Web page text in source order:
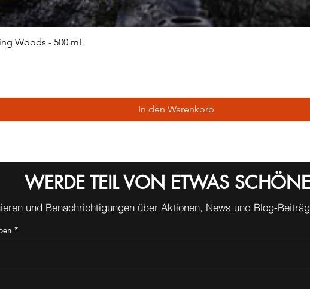
Woods - 500 mL
In den Warenkorb
WERDE TEIL VON ETWAS
und Benachrichtigungen über Aktionen, News und Blog-